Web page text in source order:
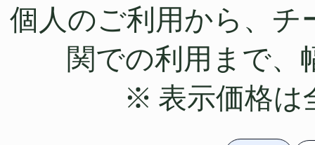
個人のご利用から、チ
関での利用まで、
※ 表示価格は